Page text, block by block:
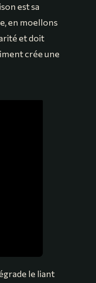
est sa
en moellons
et doit
crée une
le liant